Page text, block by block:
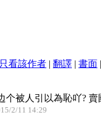
只看該作者 | 翻譯 | 書面
个被人引以為恥吖? 賣
2/11 14:29